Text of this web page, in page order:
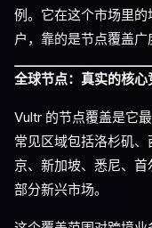
例。它在这个市场里
户，靠的是节点覆盖广
全球节点：真实的核心
Vultr 的节点覆盖是它
常见区域包括洛杉矶
京、新加坡、悉尼、
部分新兴市场。